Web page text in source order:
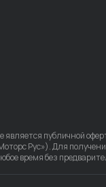
публичной
Рус»). Для
время без